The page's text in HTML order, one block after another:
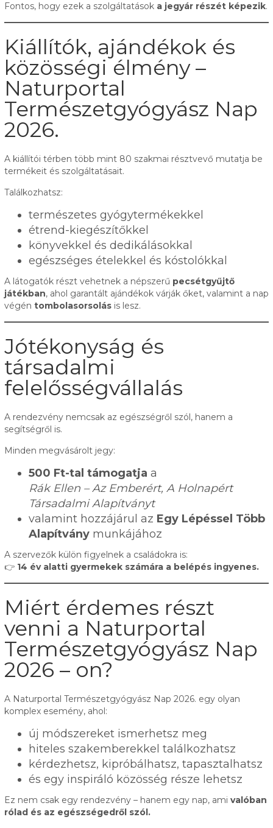
Fontos, hogy ezek a szolgáltatások a jegyár részét képezik.
Kiállítók, ajándékok és
közösségi élmény –
Naturportal
Természetgyógyász Nap
2026.
A kiállítói térben több mint 80 szakmai résztvevő mutatja be
termékeit és szolgáltatásait.
Találkozhatsz:
természetes gyógytermékekkel
étrend-kiegészítőkkel
könyvekkel és dedikálásokkal
egészséges ételekkel és kóstolókkal
A látogatók részt vehetnek a népszerű pecsétgyűjtő
játékban, ahol garantált ajándékok várják őket, valamint a nap
végén tombolasorsolásis lesz.
Jótékonyság és
társadalmi
felelősségvállalás
A rendezvény nemcsak az egészségről szól, hanem a
segítségről is.
Minden megvásárolt jegy:
500 Ft-tal támogatja a
Rák Ellen – Az Emberért, A Holnapért
Társadalmi Alapítványt
valamint hozzájárul az Egy Lépéssel Több
Alapítványmunkájához
A szervezők külön figyelnek a családokra is:
👉 14 év alatti gyermekek számára a belépés ingyenes.
Miért érdemes részt
venni a Naturportal
Természetgyógyász Nap
2026 – on?
A Naturportal Természetgyógyász Nap 2026. egy olyan
komplex esemény, ahol:
új módszereket ismerhetsz meg
hiteles szakemberekkel találkozhatsz
kérdezhetsz, kipróbálhatsz, tapasztalhatsz
és egy inspiráló közösség része lehetsz
Ez nem csak egy rendezvény – hanem egy nap, ami valóban
rólad és az egészségedről szól.